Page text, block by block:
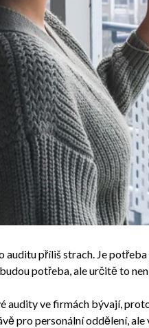
příliš strach. Je
potřeba, ale určitě to
audity ve firmách bývají,
pro personální oddělení,